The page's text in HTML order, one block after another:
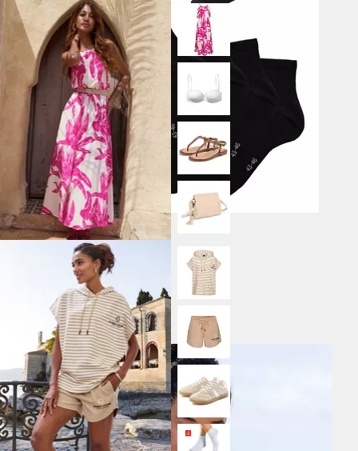
BENCH.
Kurzsocken Herren Sportsocken, Laufsocken Atmungsaktive Baumwolle